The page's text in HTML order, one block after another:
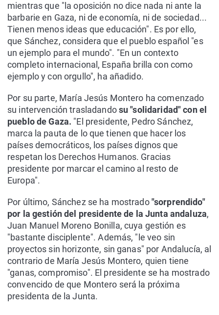
mientras que "la oposición no dice nada ni ante la
barbarie en Gaza, ni de economía, ni de sociedad...
Tienen menos ideas que educación". Es por ello,
que Sánchez, considera que el pueblo español "es
un ejemplo para el mundo". "En un contexto
completo internacional, España brilla con como
ejemplo y con orgullo", ha añadido.
Por su parte, María Jesús Montero ha comenzado
su intervención trasladandosu "solidaridad" con el
pueblo de Gaza. "El presidente, Pedro Sánchez,
marca la pauta de lo que tienen que hacer los
países democráticos, los países dignos que
respetan los Derechos Humanos. Gracias
presidente por marcar el camino al resto de
Europa".
Por último, Sánchez se ha mostrado"sorprendido"
por la gestión del presidente de la Junta andaluza,
Juan Manuel Moreno Bonilla, cuya gestión es
"bastante disciplente". Además, "le veo sin
proyectos sin horizonte, sin ganas" por Andalucía, al
contrario de María Jesús Montero, quien tiene
"ganas, compromiso". El presidente se ha mostrado
convencido de que Montero será la próxima
presidenta de la Junta.